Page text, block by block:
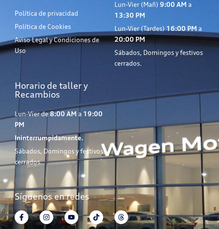
Política de privacidad
Política de Cookies
Aviso Legal y Condiciones de
Uso
Lun-Vier (Mañ) 9:00 AM a
13:30 PM
Lun-Vier (Tardes)16:00 PM a
20:00 PM
Sábados, Domingos y festivos
cerrados.
Horario de taller y
Recambios
Lun-Vier de8:00 AM a 19:00
PM
Ininterrumpidamente.
Sábados, Domingos y festivos
cerrados.
Síguenos en redes